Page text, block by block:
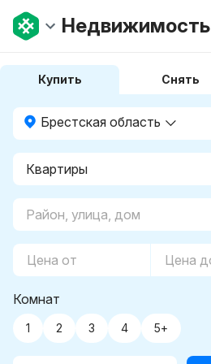
Недвижимость
Купить Снять
Брестская область
Комнат
1 2 3 4 5+